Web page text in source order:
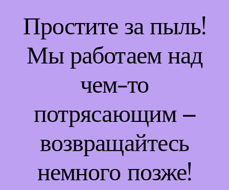
Простите за пыль!
Мы работаем над
чем-то
потрясающим –
возвращайтесь
немного позже!